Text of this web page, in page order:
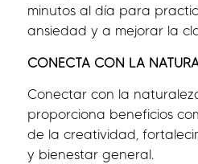
minutos al día para
ansiedad y a mejorar la
CONECTA CON LA
Conectar con la
proporciona beneficios
de la creatividad,
y bienestar general.